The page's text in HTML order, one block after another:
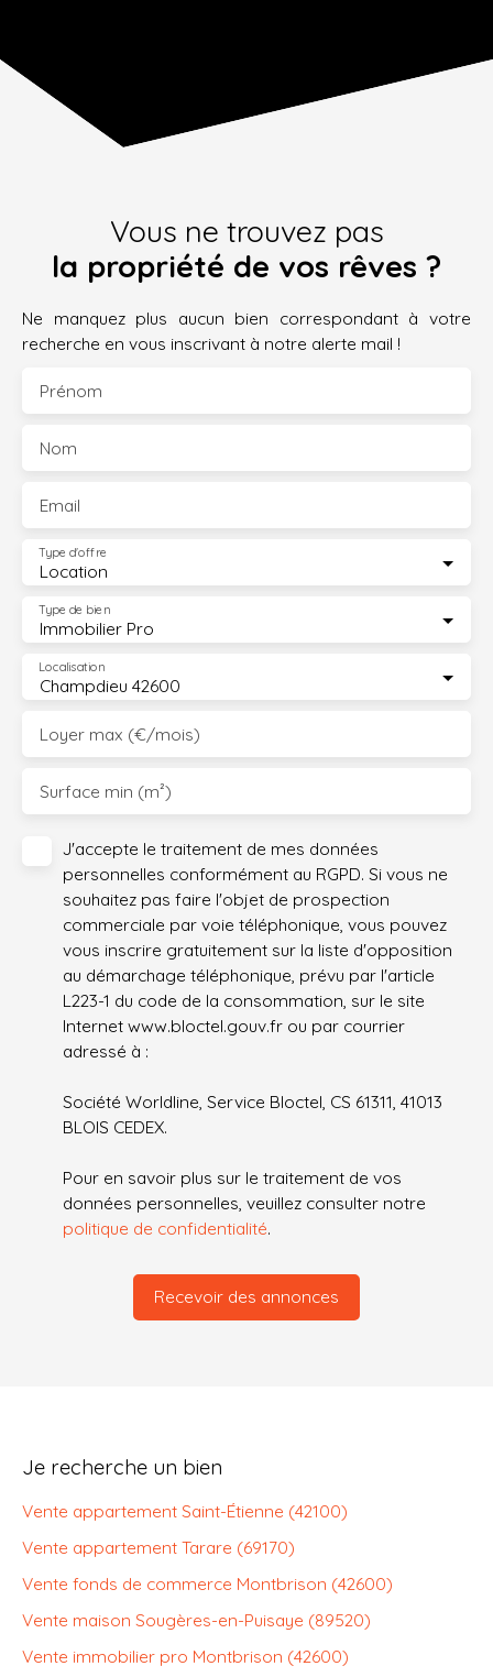
Vous ne trouvez pas
la propriété de vos rêves ?
Ne manquez plus aucun bien correspondant à votre
recherche en vous inscrivant à notre alerte mail !
Prénom
Nom
Email
Location
Type d'offre
Immobilier Pro
Type de bien
Champdieu 42600
Localisation
Loyer max (€/mois)
Surface min (m²)
J'accepte le traitement de mes données
personnelles conformément au RGPD. Si vous ne
souhaitez pas faire l'objet de prospection
commerciale par voie téléphonique, vous pouvez
vous inscrire gratuitement sur la liste d'opposition
au démarchage téléphonique, prévu par l'article
L223-1 du code de la consommation, sur le site
Internet www.bloctel.gouv.fr ou par courrier
adressé à :
Société Worldline, Service Bloctel, CS 61311, 41013
BLOIS CEDEX.
Pour en savoir plus sur le traitement de vos
données personnelles, veuillez consulter notre
politique de confidentialité.
Recevoir des annonces
Je recherche un bien
Vente appartement Saint-Étienne (42100)
Vente appartement Tarare (69170)
Vente fonds de commerce Montbrison (42600)
Vente maison Sougères-en-Puisaye (89520)
Vente immobilier pro Montbrison (42600)